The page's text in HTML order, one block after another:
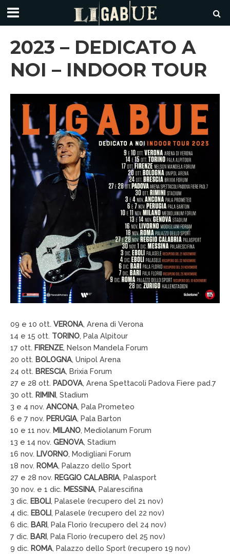
2023 – DEDICATO A
NOI – INDOOR TOUR
09 e 10 ott. VERONA, Arena di Verona
14 e 15 ott. TORINO, Pala Alpitour
17 ott. FIRENZE, Nelson Mandela Forum
20 ott. BOLOGNA, Unipol Arena
24 ott. BRESCIA, Brixia Forum
27 e 28 ott. PADOVA, Arena Spettacoli Padova Fiere pad.7
30 ott. RIMINI , Stadium
3 e 4 nov. ANCONA, Pala Prometeo
6 e 7 nov. PERUGIA, Pala Barton
10 e 11 nov. MILANO, Mediolanum Forum
13 e 14 nov. GENOVA, Stadium
16 nov. LIVORNO, Modigliani Forum
18 nov. ROMA, Palazzo dello Sport
27 e 28 nov. REGGIO CALABRIA, Palasport
30 nov. e 1 dic. MESSINA, Palarescifina
3 dic. EBOLI, Palasele (recupero del 21 nov)
4 dic. EBOLI, Palasele (recupero del 22 nov)
6 dic. BARI , Pala Florio (recupero del 24 nov)
7 dic. BARI , Pala Florio (recupero del 25 nov)
9 dic. ROMA, Palazzo dello Sport (recupero 19 nov)